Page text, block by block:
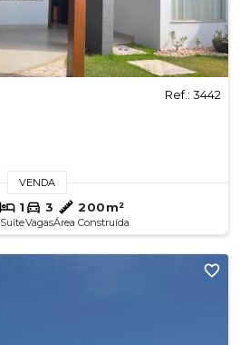
Ref.: 3442
VENDA
1
Suíte
3
Vagas
200m²
Área Construída